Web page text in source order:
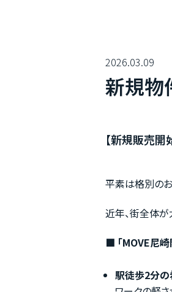
2026.03.09
新規物
【新規販売開
平素は格別のお
近年、街全体が
■ 「MOVE尼
駅徒歩2分の